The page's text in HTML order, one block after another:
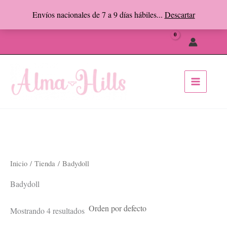
Envíos nacionales de 7 a 9 días hábiles... Descartar
contenido
Inicio / Tienda / Badydoll
Badydoll
Mostrando 4 resultados
Facebook Instagram